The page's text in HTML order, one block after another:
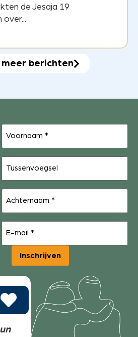
de Jesaja 19
over...
meer berichten
Voornaam
Tussenvoegsel
Achternaam
E-
mail(Vereist)
Inschrijven